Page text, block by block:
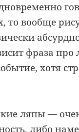
то вообще
фраза про
хотя
ляпы —
либо